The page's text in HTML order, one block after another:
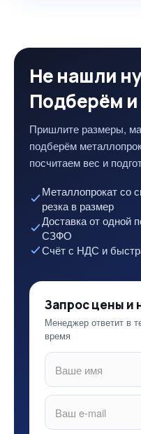
Не нашли
Подберём
Пришлите размеры,
подберём
посчитаем вес и
Металлопрокат со
резка в размер
Доставка от одной
СЗФО
Счёт с НДС и
Запрос цены и
Менеджер ответит в
время